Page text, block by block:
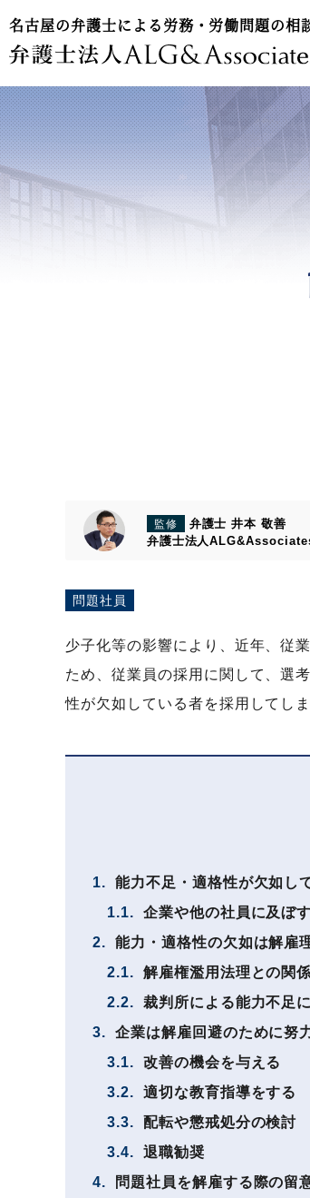
名古屋の弁護士による労務・労働問題の相
監修
弁護士 井本 敬善
弁護士法人
問題社員
少子化等の影響により、近年、従
ため、従業員の採用に関して、選
性が欠如している者を採用してし
1.
能力不足・適格性が欠如し
1.1.
企業や他の社員に及ぼ
2.
能力・適格性の欠如は解雇
2.1.
解雇権濫用法理との関
2.2.
裁判所による能力不足
3.
企業は解雇回避のために努
3.1.
改善の機会を与える
3.2.
適切な教育指導をする
3.3.
配転や懲戒処分の検討
3.4.
退職勧奨
4.
問題社員を解雇する際の留